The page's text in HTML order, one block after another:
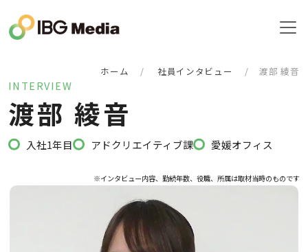
INTERVIEW
ホーム 社員インタビュー 渡部 綾音
渡部 綾音
入社1年目 アドクリエイティブ課 愛媛オフィス
※インタビュー内容、勤続年数、役職、所属は取材当時のものです